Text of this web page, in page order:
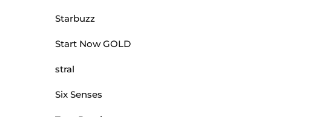
Starbuzz
Start Now GOLD
stral
Six Senses